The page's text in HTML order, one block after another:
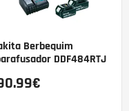
Berbequim
DDF484RTJ
€